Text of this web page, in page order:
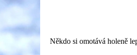
Někdo si omotává holeně